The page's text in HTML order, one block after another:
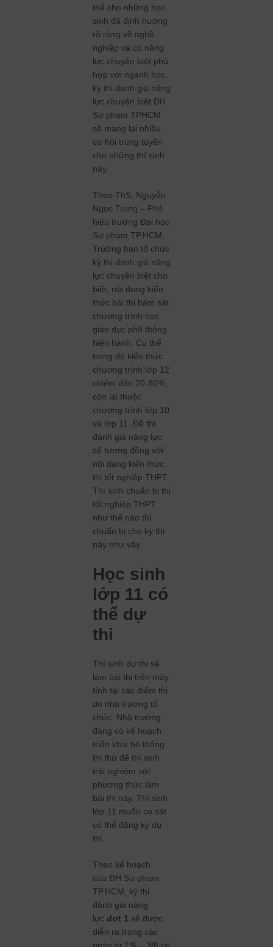
thế cho những học
sinh đã định hướng
rõ ràng về nghề
nghiệp và có năng
lực chuyên biệt phù
hợp với ngành học,
kỳ thi đánh giá năng
lực chuyên biệt ĐH
Sư phạm TPHCM
sẽ mang lại nhiều
cơ hội trúng tuyển
cho những thí sinh
này.
Theo ThS. Nguyễn
Ngọc Trung – Phó
hiệu trưởng Đại học
Sư phạm TP.HCM,
Trưởng ban tổ chức
kỳ thi đánh giá năng
lực chuyên biệt cho
biết, nội dung kiến
thức bài thi bám sát
chương trình học
giáo dục phổ thông
hiện hành. Cụ thể
trong đó kiến thức
chương trình lớp 12
chiếm đến 70-80%,
còn lại thuộc
chương trình lớp 10
và lớp 11. Đề thi
đánh giá năng lực
sẽ tương đồng với
nội dung kiến thức
thi tốt nghiệp THPT.
Thí sinh chuẩn bị thi
tốt nghiệp THPT
như thế nào thì
chuẩn bị cho kỳ thi
này như vậy.
Học sinh
lớp 11 có
thể dự
thi
Thí sinh dự thi sẽ
làm bài thi trên máy
tính tại các điểm thi
do nhà trường tổ
chức. Nhà trường
đang có kế hoạch
triển khai hệ thống
thi thử để thí sinh
trải nghiệm với
phương thức làm
bài thi này. Thí sinh
lớp 11 muốn cọ sát
có thể đăng ký dự
thi.
Theo kế hoạch
của ĐH Sư phạm
TP.HCM, kỳ thi
đánh giá năng
lực đợt 1 sẽ được
diễn ra trong các